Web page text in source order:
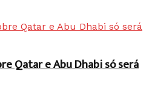
Qatar e Abu Dhabi só será